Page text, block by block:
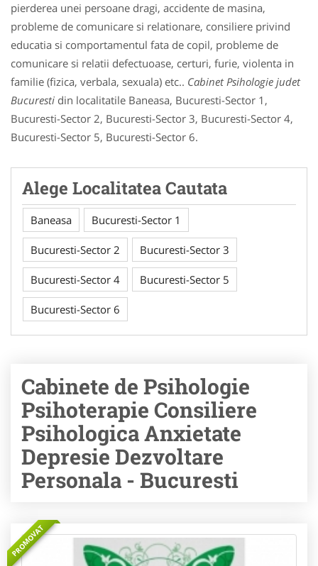
pierderea unei persoane dragi, accidente de masina,
probleme de comunicare si relationare, consiliere privind
educatia si comportamentul fata de copil, probleme de
comunicare si relatii defectuoase, certuri, furie, violenta in
familie (fizica, verbala, sexuala) etc.. Cabinet Psihologie judet
Bucuresti din localitatile Baneasa, Bucuresti-Sector 1,
Bucuresti-Sector 2, Bucuresti-Sector 3, Bucuresti-Sector 4,
Bucuresti-Sector 5, Bucuresti-Sector 6.
Alege Localitatea Cautata
Baneasa Bucuresti-Sector 1
Bucuresti-Sector 2 Bucuresti-Sector 3
Bucuresti-Sector 4 Bucuresti-Sector 5
Bucuresti-Sector 6
Cabinete de Psihologie
Psihoterapie Consiliere
Psihologica Anxietate
Depresie Dezvoltare
Personala - Bucuresti
PROMOVAT